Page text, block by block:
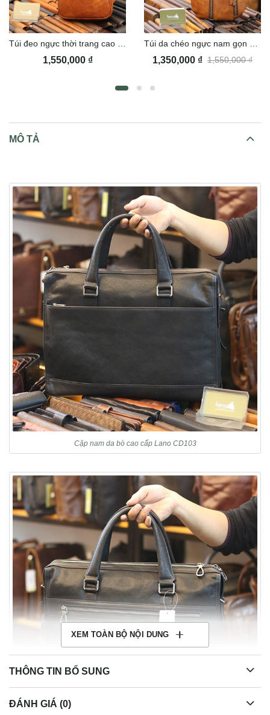
1,550,000 ₫
1,550,000₫
1,350,000 ₫
MÔ TẢ
Cặp nam da bò cao cấp Lano CD103
XEM TOÀN BỘ NỘI DUNG
THÔNG TIN BỔ SUNG
ĐÁNH GIÁ (0)